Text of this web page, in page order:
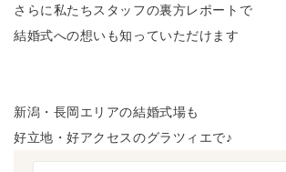
さらに私たちスタッフの裏方レポートで
結婚式への想いも知っていただけます
新潟・長岡エリアの結婚式場も
好立地・好アクセスのグラツィエで♪